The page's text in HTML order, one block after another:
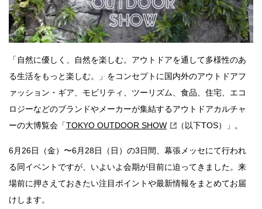
「自然に優しく、自然を楽しむ。アウトドアを通して多様性のあ
る生活をもっと楽しむ。」をコンセプトに国内外のアウトドアフ
ァッション・ギア、モビリティ、ツーリズム、食品、住宅、エコ
ロジーなどのブランドやメーカーが集結するアウトドアカルチャ
ーの大博覧会「TOKYO OUTDOOR SHOW （以下TOS）」。
6月26日（金）〜6月28日（日）の3日間、幕張メッセにて行われ
る同イベントですが、いよいよ会期が目前に迫ってきました。来
場前に押さえておきたい注目ポイントや最新情報をまとめてお届
けします。